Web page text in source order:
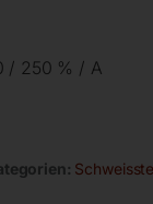
/ 250 % / A